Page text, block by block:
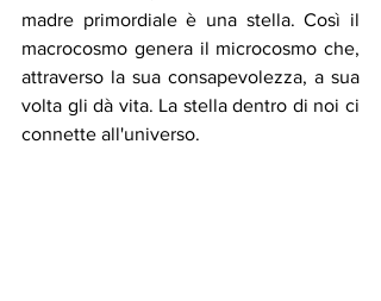
madre primordiale è una stella. Così il
macrocosmo genera il microcosmo che,
attraverso la sua consapevolezza, a sua
volta gli dà vita. La stella dentro di noi ci
connette all'universo.